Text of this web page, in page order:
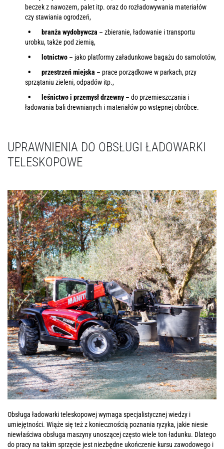
beczek z nawozem, palet itp. oraz do rozładowywania materiałów
czy stawiania ogrodzeń,
branża wydobywcza – zbieranie, ładowanie i transportu
urobku, także pod ziemią,
lotnictwo – jako platformy załadunkowe bagażu do samolotów,
przestrzeń miejska – prace porządkowe w parkach, przy
sprzątaniu zieleni, odpadów itp.,
leśnictwo i przemysł drzewny – do przemieszczania i
ładowania bali drewnianych i materiałów po wstępnej obróbce.
UPRAWNIENIA DO OBSŁUGI ŁADOWARKI
TELESKOPOWE
Obsługa ładowarki teleskopowej wymaga specjalistycznej wiedzy i
umiejętności. Wiąże się też z koniecznością poznania ryzyka, jakie niesie
niewłaściwa obsługa maszyny unoszącej często wiele ton ładunku. Dlatego
do pracy na takim sprzęcie jest niezbędne ukończenie kursu zawodowego i